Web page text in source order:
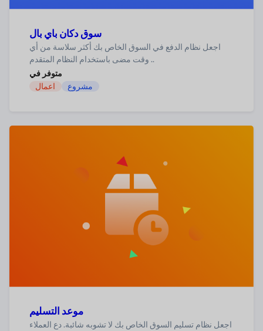
سوق دكان باي بال
اجعل نظام الدفع في السوق الخاص بك أكثر سلاسة من أي
وقت مضى باستخدام النظام المتقدم ..
متوفر في
اعمال
مشروع
موعد التسليم
اجعل نظام تسليم السوق الخاص بك لا تشوبه شائبة. دع العملاء